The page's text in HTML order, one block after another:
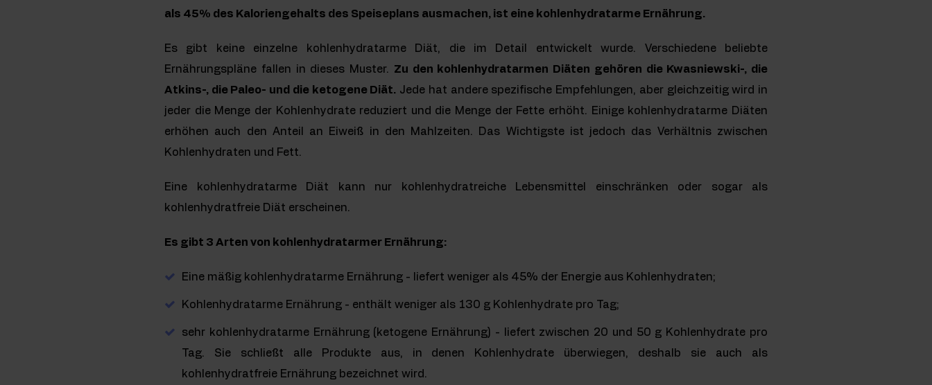
als 45% des Kaloriengehalts des Speiseplans ausmachen, ist eine kohlenhydratarme Ernährung.
Es gibt keine einzelne kohlenhydratarme Diät, die im Detail entwickelt wurde. Verschiedene beliebte
Ernährungspläne fallen in dieses Muster. Zu den kohlenhydratarmen Diäten gehören die Kwasniewski-, die
Atkins-, die Paleo- und die ketogene Diät. Jede hat andere spezifische Empfehlungen, aber gleichzeitig wird in
jeder die Menge der Kohlenhydrate reduziert und die Menge der Fette erhöht. Einige kohlenhydratarme Diäten
erhöhen auch den Anteil an Eiweiß in den Mahlzeiten. Das Wichtigste ist jedoch das Verhältnis zwischen
Kohlenhydraten und Fett.
Eine kohlenhydratarme Diät kann nur kohlenhydratreiche Lebensmittel einschränken oder sogar als
kohlenhydratfreie Diät erscheinen.
Es gibt 3 Arten von kohlenhydratarmer Ernährung:
Eine mäßig kohlenhydratarme Ernährung - liefert weniger als 45% der Energie aus Kohlenhydraten;
Kohlenhydratarme Ernährung - enthält weniger als 130 g Kohlenhydrate pro Tag;
sehr kohlenhydratarme Ernährung (ketogene Ernährung) - liefert zwischen 20 und 50 g Kohlenhydrate pro
Tag. Sie schließt alle Produkte aus, in denen Kohlenhydrate überwiegen, deshalb sie auch als
kohlenhydratfreie Ernährung bezeichnet wird.